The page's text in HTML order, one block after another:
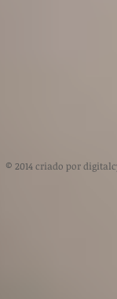
​ © 2014 criado por